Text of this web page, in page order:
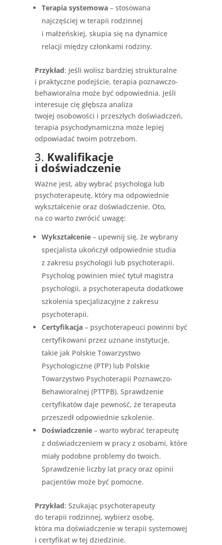
Terapia systemowa– stosowana
najczęściej w terapii rodzinnej
i małżeńskiej, skupia się na dynamice
relacji między członkami rodziny.
Przykład: Jeśli wolisz bardziej strukturalne
i praktyczne podejście, terapia poznawczo-
behawioralna może być odpowiednia. Jeśli
interesuje cię głębsza analiza
twojej osobowości i przeszłych doświadczeń,
terapia psychodynamiczna może lepiej
odpowiadać twoim potrzebom.
3. Kwalifikacje
i doświadczenie
Ważne jest, aby wybrać psychologa lub
psychoterapeutę, który ma odpowiednie
wykształcenie oraz doświadczenie. Oto,
na co warto zwrócić uwagę:
Wykształcenie– upewnij się, że wybrany
specjalista ukończył odpowiednie studia
z zakresu psychologii lub psychoterapii.
Psycholog powinien mieć tytuł magistra
psychologii, a psychoterapeuta dodatkowe
szkolenia specjalizacyjne z zakresu
psychoterapii.
Certyfikacja– psychoterapeuci powinni być
certyfikowani przez uznane instytucje,
takie jak Polskie Towarzystwo
Psychologiczne (PTP) lub Polskie
Towarzystwo Psychoterapii Poznawczo-
Behawioralnej (PTTPB). Sprawdzenie
certyfikatów daje pewność, że terapeuta
przeszedł odpowiednie szkolenie.
Doświadczenie– warto wybrać terapeutę
z doświadczeniem w pracy z osobami, które
miały podobne problemy do twoich.
Sprawdzenie liczby lat pracy oraz opinii
pacjentów może być pomocne.
Przykład: Szukając psychoterapeuty
do terapii rodzinnej, wybierz osobę,
która ma doświadczenie w terapii systemowej
i certyfikat w tej dziedzinie.